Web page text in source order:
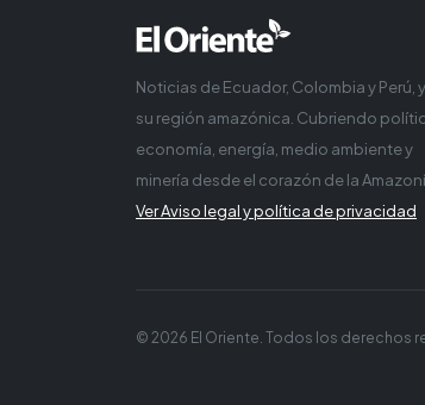
Noticias de Ecuador, Colombia y Perú, y
su región amazónica. Cubriendo
economía, energía, medio ambiente y
minería desde el corazón de la
Ver Aviso legal y política de privacidad
© 2026 El Oriente. Todos los derechos